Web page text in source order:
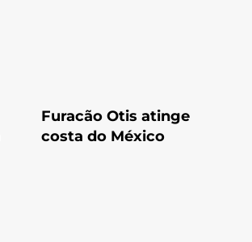
Furacão Otis atinge
costa do México